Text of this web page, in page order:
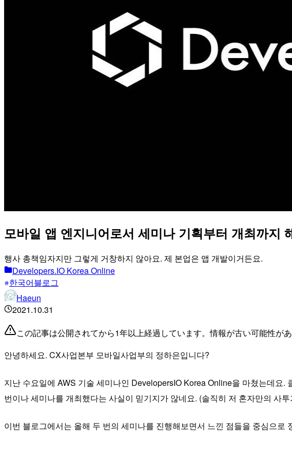
모바일 앱 엔지니어로서 세미나 기획부터 개최까지
행사 총책임자지만 그렇게 거창하지 않아요. 제 본업은 앱 개발이거든요.
Developers.IO Korea Online
한국어블로그
Haeun
2021.10.31
この記事は公開されてから1年以上経過しています。情報が古い可能性が
안녕하세요. CX사업본부 모바일사업부의 정하은입니다?
지난 수요일에 AWS 기술 세미나인 DevelopersIO Korea Online을 마쳤는데요
번이나 세미나를 개최했다는 사실이 믿기지가 않네요. (솔직히 저 혼자만의 사
이번 블로그에서는 올해 두 번의 세미나를 진행해보면서 느낀 점들을 중심으로